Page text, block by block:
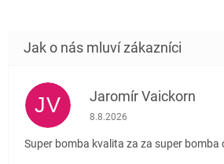
JV Jaromír Vaickorn
Hodnocení obchodu je 5 z 5
8.8.2026
Super bomba kvalita za za super bomba